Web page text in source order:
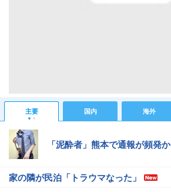
主要 国内 海外
「泥酔者」熊本で通報が頻発か
家の隣が民泊「トラウマなった」